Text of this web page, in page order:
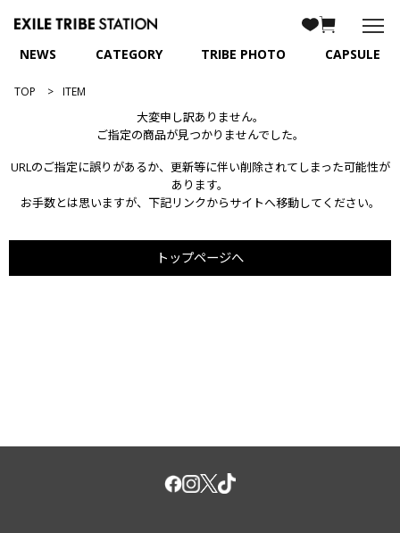
NEWS CATEGORY TRIBE PHOTO CAPSULE
TOP ITEM
大変申し訳ありません。
ご指定の商品が見つかりませんでした。
URLのご指定に誤りがあるか、更新等に伴い削除されてしまった可能性が
あります。
お手数とは思いますが、下記リンクからサイトへ移動してください。
トップページへ